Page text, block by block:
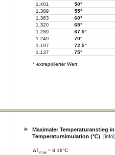
1.401
50°
1.389
55°
1.363
60°
1.320
65°
1.289
67.5°
1.249
70°
1.197
72.5°
1.137
75°
* extrapolierter Wert
Maximaler Temperaturanstieg in
Temperatursimulation (°C) [info]
ΔTmax = 8.18°C